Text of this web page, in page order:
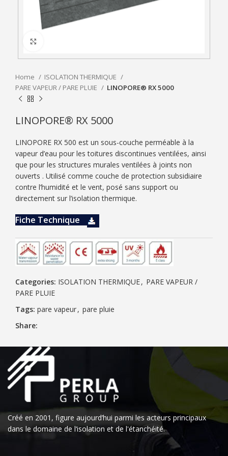
Home
ISOLATION THERMIQUE
PARE VAPEUR / PARE PLUIE
LINOPORE® RX 5000
LINOPORE® RX 5000
LINOPORE RX 500 est un sous-couche perméable à la
vapeur d’eau pour les toitures discontinues ventilées, ainsi
que pour les structures murales ventilées à joints non
ouverts . Utilisé comme couche de protection subsidiaire
contre l’humidité et le vent, posé sans support ou
directement sur l’isolation thermique.
Fiche Technique
Categories: ISOLATION THERMIQUE, PARE VAPEUR /
PARE PLUIE
Tags: pare vapeur, pare pluie
Share:
Créé en 2001, figure aujourd’hui parmi les acteurs principaux
dans le domaine de l‘isolation et de l'étanchéité.